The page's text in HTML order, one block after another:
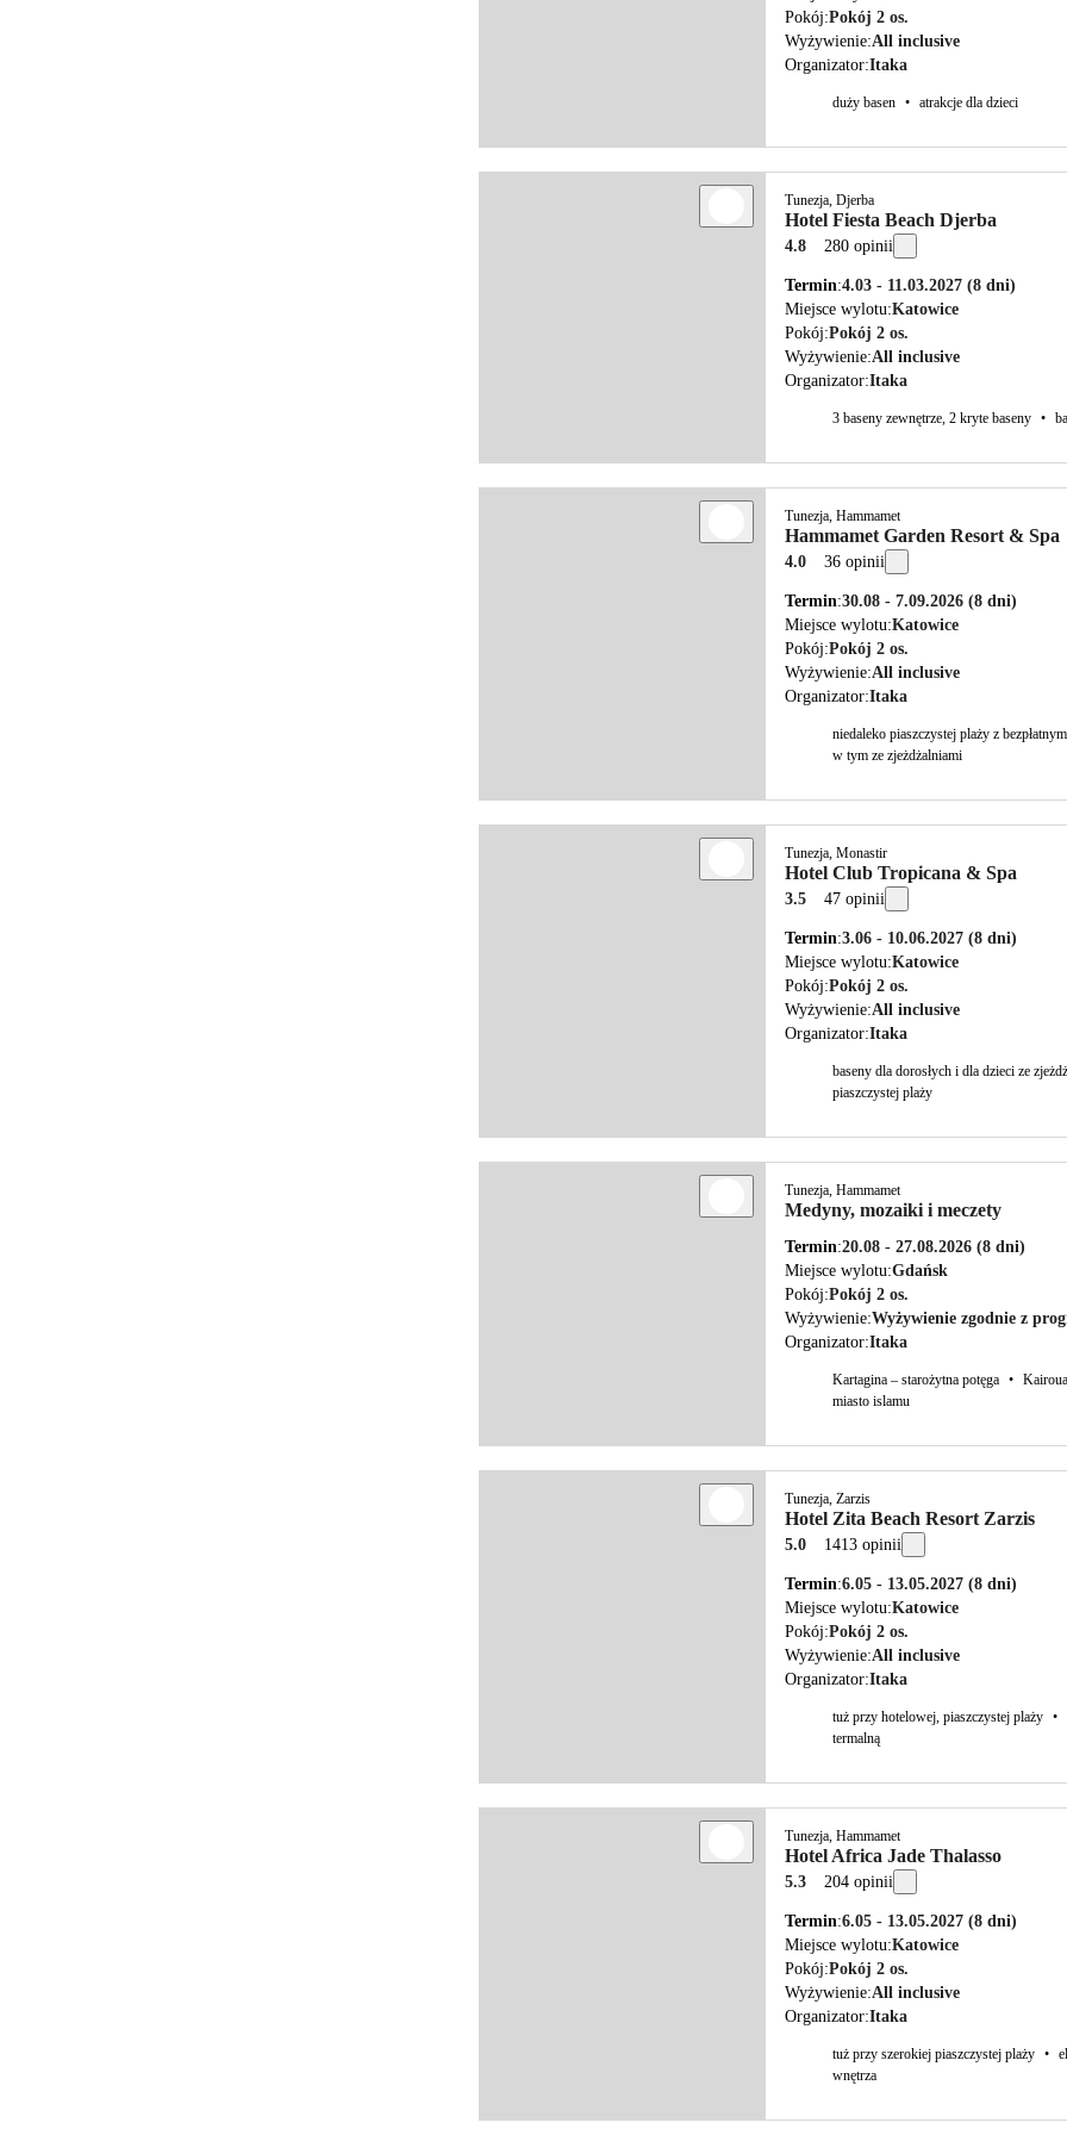
Pokój Pokój 2 os.
Wyżywienie All inclusive
Organizator Itaka
duży basen • atrakcje dla dzieci
Tunezja, Djerba
Hotel Fiesta Beach Djerba
4.8 280 opinii
Termin 4.03 - 11.03.2027 (8 dni)
Miejsce wylotu Katowice
Pokój Pokój 2 os.
Wyżywienie All inclusive
Organizator Itaka
3 baseny zewnętrze, 2 kryte baseny •
Tunezja, Hammamet
Hammamet Garden Resort & Spa
4.0 36 opinii
Termin 30.08 - 7.09.2026 (8 dni)
Miejsce wylotu Katowice
Pokój Pokój 2 os.
Wyżywienie All inclusive
Organizator Itaka
niedaleko piaszczystej plaży z
w tym ze zjeżdżalniami
Tunezja, Monastir
Hotel Club Tropicana & Spa
3.5 47 opinii
Termin 3.06 - 10.06.2027 (8 dni)
Miejsce wylotu Katowice
Pokój Pokój 2 os.
Wyżywienie All inclusive
Organizator Itaka
baseny dla dorosłych i dla dzieci ze
piaszczystej plaży
Tunezja, Hammamet
Medyny, mozaiki i meczety
Termin 20.08 - 27.08.2026 (8 dni)
Miejsce wylotu Gdańsk
Pokój Pokój 2 os.
Wyżywienie Wyżywienie zgodnie z
Organizator Itaka
Kartagina – starożytna potęga •
miasto islamu
Tunezja, Zarzis
Hotel Zita Beach Resort Zarzis
5.0 1413 opinii
Termin 6.05 - 13.05.2027 (8 dni)
Miejsce wylotu Katowice
Pokój Pokój 2 os.
Wyżywienie All inclusive
Organizator Itaka
tuż przy hotelowej, piaszczystej plaży •
termalną
Tunezja, Hammamet
Hotel Africa Jade Thalasso
5.3 204 opinii
Termin 6.05 - 13.05.2027 (8 dni)
Miejsce wylotu Katowice
Pokój Pokój 2 os.
Wyżywienie All inclusive
Organizator Itaka
tuż przy szerokiej piaszczystej plaży •
wnętrza